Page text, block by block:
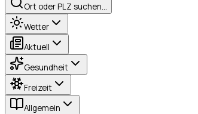
Ort oder PLZ suchen…
Wetter
Aktuell
Gesundheit
Freizeit
Allgemein